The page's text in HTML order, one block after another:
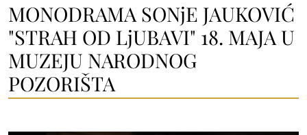
MONODRAMA SONjE JAUKOVIĆ
"STRAH OD LjUBAVI" 18. MAJA U
MUZEJU NARODNOG
POZORIŠTA